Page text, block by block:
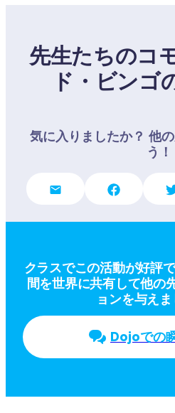
先生たちのコ
ド・ビンゴ
気に入りましたか？ 他
う！
クラスでこの活動が好評
間を世界に共有して他の
ョンを与えま
Dojoでの